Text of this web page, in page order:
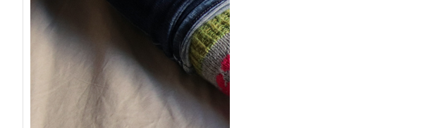
{Tricot} Flower
power socks
Ce patron a été
initialement créé pour les
membres de…